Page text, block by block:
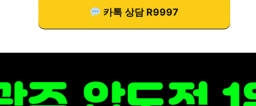
카톡 상담 R9997